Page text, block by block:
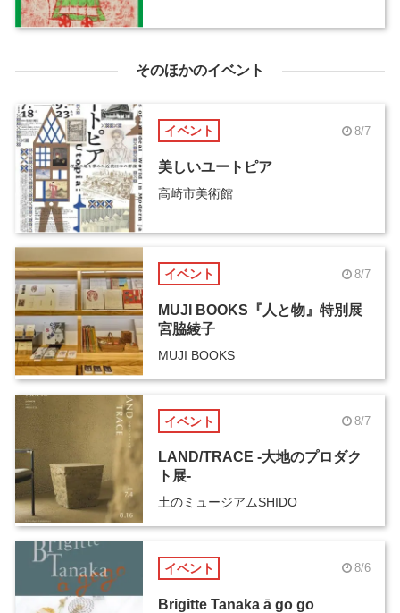
そのほかのイベント
イベント 8/7
美しいユートピア
高崎市美術館
イベント 8/7
MUJI BOOKS『人と物』特別展
宮脇綾子
MUJI BOOKS
イベント 8/7
LAND/TRACE -大地のプロダク
ト展-
土のミュージアムSHIDO
イベント 8/6
Brigitte Tanaka ā go go